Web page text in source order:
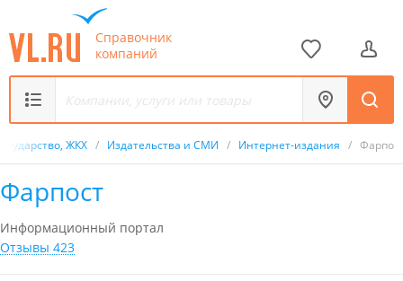
Справочник
компаний
ЖКХ / Издательства и СМИ / Интернет-издания /
Фарпост
Информационный портал
Отзывы 423